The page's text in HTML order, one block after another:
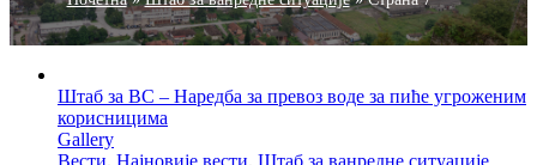
Штаб за ВС – Наредба за превоз воде за пиће угроженим
корисницима
Gallery
Вести, Најновије вести, Штаб за ванредне ситуације